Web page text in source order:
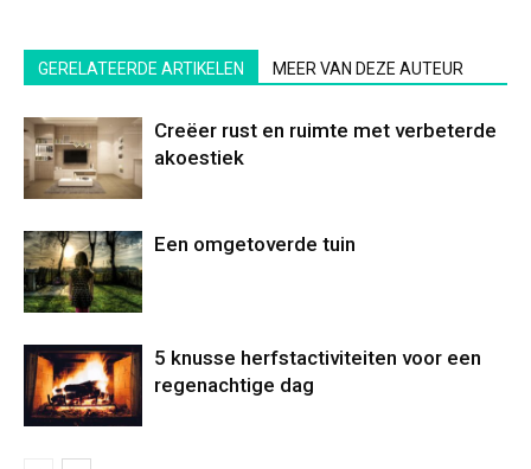
GERELATEERDE ARTIKELEN MEER VAN DEZE AUTEUR
Creëer rust en ruimte met verbeterde
akoestiek
Een omgetoverde tuin
5 knusse herfstactiviteiten voor een
regenachtige dag